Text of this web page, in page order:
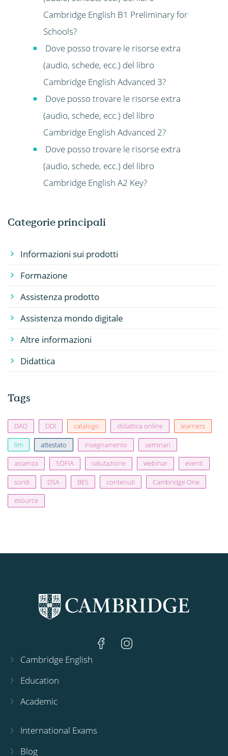
Categorie principali
Informazioni sui prodotti
Formazione
Assistenza prodotto
Assistenza mondo digitale
Altre informazioni
Didattica
Tags
DAD DDI catalogo didattica online learners
lim attestato insegnamento seminari
assenza SOFIA valutazione webinar eventi
sordi DSA BES contenuti Cambridge One
esource
Cambridge English B1 Preliminary for
Schools?
Dove posso trovare le risorse extra
(audio, schede, ecc.) del libro
Cambridge English Advanced 3?
Dove posso trovare le risorse extra
(audio, schede, ecc.) del libro
Cambridge English Advanced 2?
Dove posso trovare le risorse extra
(audio, schede, ecc.) del libro
Cambridge English A2 Key?
Cambridge English
Education
Academic
International Exams
Blog